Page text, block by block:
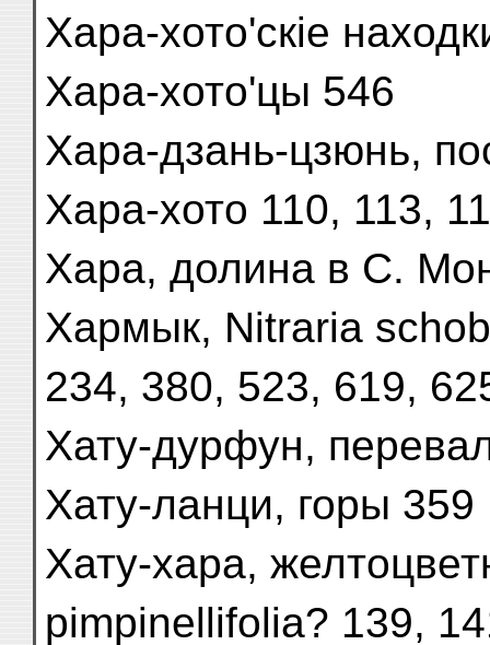
Хара-хото'скіе
Хара-хото'цы 546
Хара-дзань-цзюнь,
Хара-хото 110, 113,
Хара, долина в С.
Хармык, Nitraria
234, 380, 523, 619,
Хату-дурфун,
Хату-ланци, горы 359
Хату-хара,
pimpinellifolia? 139,